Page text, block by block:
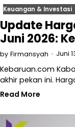
Keuangan & Investasi
Update
Juni 2026:
by Firmansyah Juni
Kebaruan.com
akhir pekan ini.
Read More